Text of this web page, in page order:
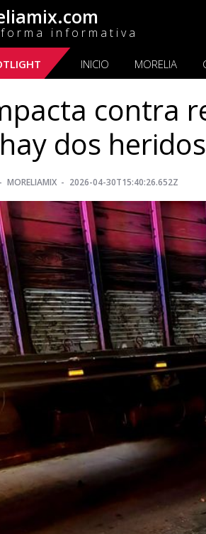
informativa
INICIO MORELIA
contra
dos heridos
MORELIAMIX 2026-04-30T15:40:26.652Z